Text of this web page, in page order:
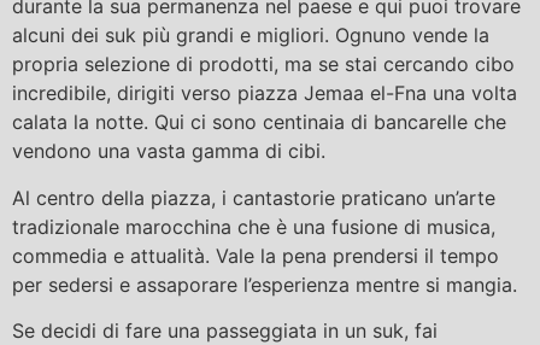
durante la sua permanenza nel paese e qui puoi trovare
alcuni dei suk più grandi e migliori. Ognuno vende la
propria selezione di prodotti, ma se stai cercando cibo
incredibile, dirigiti verso piazza Jemaa el-Fna una volta
calata la notte. Qui ci sono centinaia di bancarelle che
vendono una vasta gamma di cibi.
Al centro della piazza, i cantastorie praticano un’arte
tradizionale marocchina che è una fusione di musica,
commedia e attualità. Vale la pena prendersi il tempo
per sedersi e assaporare l’esperienza mentre si mangia.
Se decidi di fare una passeggiata in un suk, fai